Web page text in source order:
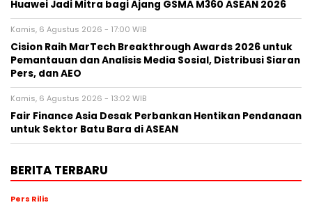
Huawei Jadi Mitra bagi Ajang GSMA M360 ASEAN 2026
Kamis, 6 Agustus 2026 - 17:00 WIB
Cision Raih MarTech Breakthrough Awards 2026 untuk
Pemantauan dan Analisis Media Sosial, Distribusi Siaran
Pers, dan AEO
Kamis, 6 Agustus 2026 - 13:02 WIB
Fair Finance Asia Desak Perbankan Hentikan Pendanaan
untuk Sektor Batu Bara di ASEAN
BERITA TERBARU
Pers Rilis